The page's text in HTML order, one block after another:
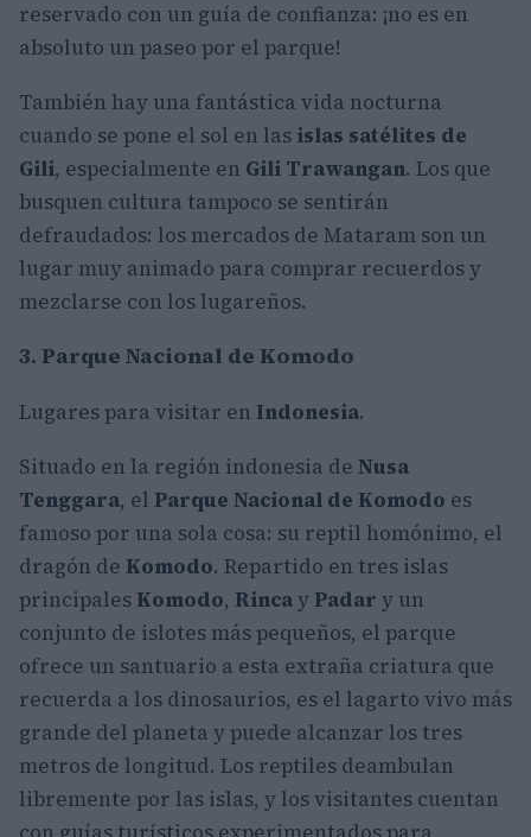
reservado con un guía de confianza: ¡no es en
absoluto un paseo por el parque!
También hay una fantástica vida nocturna
cuando se pone el sol en las islas satélites de
Gili, especialmente en Gili Trawangan. Los que
busquen cultura tampoco se sentirán
defraudados: los mercados de Mataram son un
lugar muy animado para comprar recuerdos y
mezclarse con los lugareños.
3. Parque Nacional de Komodo
Lugares para visitar en Indonesia.
Situado en la región indonesia de Nusa
Tenggara, el Parque Nacional de Komodo es
famoso por una sola cosa: su reptil homónimo, el
dragón de Komodo. Repartido en tres islas
principales Komodo, Rincay Padar y un
conjunto de islotes más pequeños, el parque
ofrece un santuario a esta extraña criatura que
recuerda a los dinosaurios, es el lagarto vivo más
grande del planeta y puede alcanzar los tres
metros de longitud. Los reptiles deambulan
libremente por las islas, y los visitantes cuentan